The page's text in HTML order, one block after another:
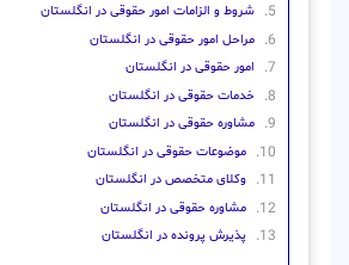
شروط و الزامات امور حقوقی در انگلستان
مراحل امور حقوقی در انگلستان
امور حقوقی در انگلستان
خدمات حقوقی در انگلستان
مشاوره حقوقی در انگلستان
موضوعات حقوقی در انگلستان
وکلای متخصص در انگلستان
مشاوره حقوقی در انگلستان
پذیرش پرونده در انگلستان